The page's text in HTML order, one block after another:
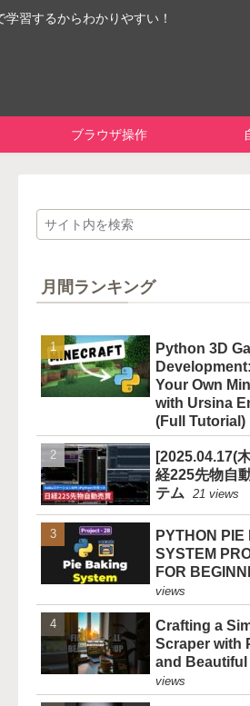
習するからわかりやすい！
ブラウザ操作
月間ランキング
Python 3D
Your Own
with Ursina
(Full Tutorial)
[2025.04.17(
経225先物自
テム
21 views
PYTHON
SYSTEM
FOR
views
Crafting a
Scraper with
and Beautiful
views